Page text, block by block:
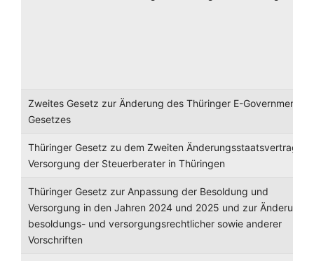
Zweites Gesetz zur Änderung des Thüringer E-Government-
Gesetzes
Thüringer Gesetz zu dem Zweiten Änderungsstaatsvertrag
Versorgung der Steuerberater in Thüringen
Thüringer Gesetz zur Anpassung der Besoldung und
Versorgung in den Jahren 2024 und 2025 und zur Änderung
besoldungs- und versorgungsrechtlicher sowie anderer
Vorschriften